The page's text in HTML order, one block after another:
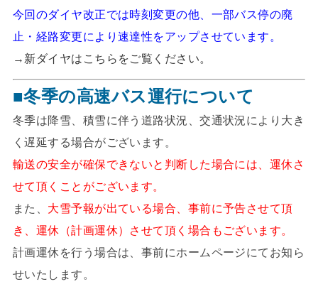
今回のダイヤ改正では時刻変更の他、一部バス停の廃
止・経路変更により速達性をアップさせています。
→ 新ダイヤはこちらをご覧ください。
■冬季の高速バス運行について
冬季は降雪、積雪に伴う道路状況、交通状況により大き
く遅延する場合がございます。
輸送の安全が確保できないと判断した場合には、運休さ
せて頂くことがございます。
また、 大雪予報が出ている場合、事前に予告させて頂
き、運休（計画運休）させて頂く場合もございます。
計画運休を行う場合は、事前にホームページにてお知ら
せいたします。